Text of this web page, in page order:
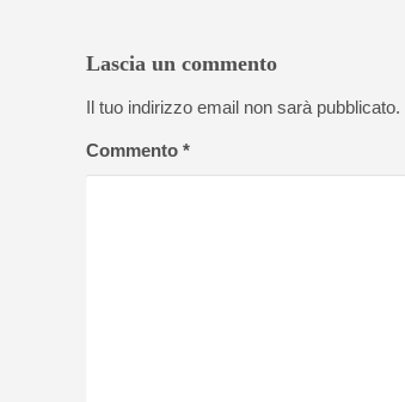
Lascia un commento
Il tuo indirizzo email non sarà pubblicato.
Commento *